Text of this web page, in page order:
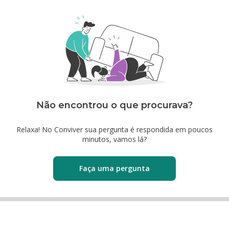
Não encontrou o que procurava?
Relaxa! No Conviver sua pergunta é respondida em poucos
minutos, vamos lá?
Faça uma pergunta